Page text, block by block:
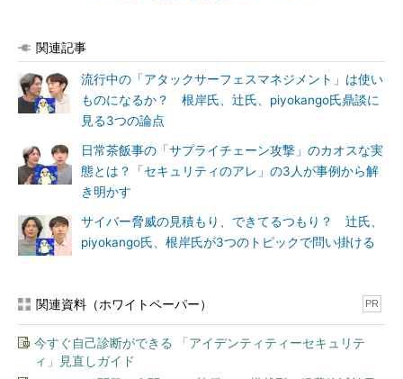
関連記事
流行中の「アタックサーフェスマネジメント」は使い
ものになるか？ 根岸氏、辻氏、piyokango氏鼎談に
見る3つの論点
日常茶飯事の「サプライチェーン攻撃」のカオスな実
態とは？「セキュリティのアレ」の3人が事例から解
き明かす
サイバー脅威の見積もり、できてるつもり？ 辻氏、
piyokango氏、根岸氏が3つのトピックで問い掛ける
関連資料（ホワイトペーパー） PR
今すぐ自己診断ができる 「アイデンティティーセキュリテ
ィ」見直しガイド